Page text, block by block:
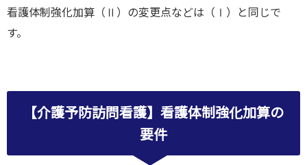
看護体制強化加算（Ⅱ）の変更点などは（Ⅰ）と同じで
す。
【介護予防訪問看護】看護体制強化加算の
要件